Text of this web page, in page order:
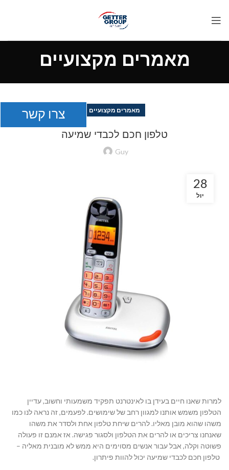
מאמרים מקצועיים
מאמרים מקצועיים
טלפון חכם לכבדי שמיעה
Guy
28
יול
למרות שאנו חיים בעידן בו לאינטרנט תפקיד משמעותי וחשוב, עדיין
הטלפון משמש אותנו למגוון רחב של שימושים. לפעמים, זה נראה לנו כמו
משהו שהוא מובן מאליו. להרים שיחת טלפון אחת ולסדר את משהו
שאנחנו צריכים או להרים את הטלפון ולסגור פגישה. אז אמנם זו פעולה
פשוטה וקלה, אבל עבור אנשים מסוימים היא ממש לא מובנית מאליה –
טלפון חכם לכבדי שמיעה יכול להוות פיתרון.
צרו קשר